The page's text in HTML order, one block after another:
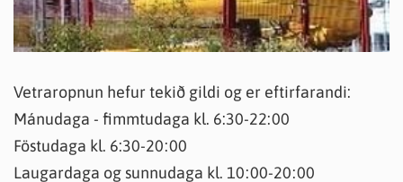
Vetraropnun hefur tekið gildi og er eftirfarandi:
Mánudaga - fimmtudaga kl. 6:30-22:00
Föstudaga kl. 6:30-20:00
Laugardaga og sunnudaga kl. 10:00-20:00